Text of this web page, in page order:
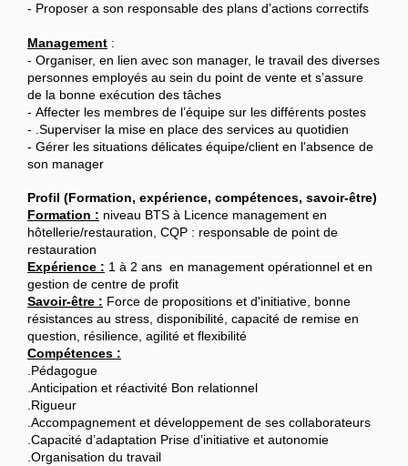
- Proposer a son responsable des plans d’actions correctifs
Management :
- Organiser, en lien avec son manager, le travail des diverses
personnes employés au sein du point de vente et s’assure
de la bonne exécution des tâches
- Affecter les membres de l’équipe sur les différents postes
- .Superviser la mise en place des services au quotidien
- Gérer les situations délicates équipe/client en l'absence de
son manager
Profil (Formation, expérience, compétences, savoir-être)
Formation : niveau BTS à Licence management en
hôtellerie/restauration, CQP : responsable de point de
restauration
Expérience : 1 à 2 ans en management opérationnel et en
gestion de centre de profit
Savoir-être : Force de propositions et d'initiative, bonne
résistances au stress, disponibilité, capacité de remise en
question, résilience, agilité et flexibilité
Compétences :
.Pédagogue
.Anticipation et réactivité Bon relationnel
.Rigueur
.Accompagnement et développement de ses collaborateurs
.Capacité d’adaptation Prise d’initiative et autonomie
.Organisation du travail